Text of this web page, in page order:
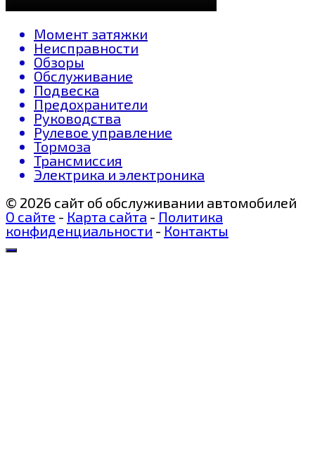
Момент затяжки
Неисправности
Обзоры
Обслуживание
Подвеска
Предохранители
Руководства
Рулевое управление
Тормоза
Трансмиссия
Электрика и электроника
© 2026 сайт об обслуживании автомобилей
О сайте - Карта сайта - Политика
конфиденциальности - Контакты